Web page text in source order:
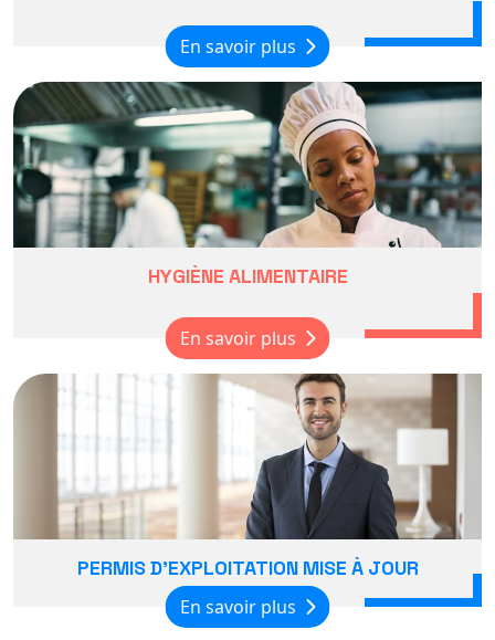
En savoir plus
HYGIÈNE ALIMENTAIRE
En savoir plus
PERMIS D'EXPLOITATION MISE À JOUR
En savoir plus